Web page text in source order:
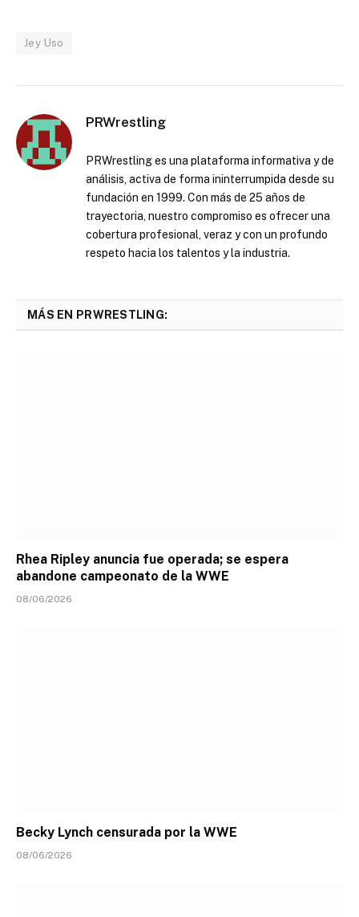
Jey Uso
PRWrestling
PRWrestling es una plataforma informativa y de
análisis, activa de forma ininterrumpida desde su
fundación en 1999. Con más de 25 años de
trayectoria, nuestro compromiso es ofrecer una
cobertura profesional, veraz y con un profundo
respeto hacia los talentos y la industria.
MÁS EN PRWRESTLING:
Rhea Ripley anuncia fue operada; se espera
abandone campeonato de la WWE
08/06/2026
Becky Lynch censurada por la WWE
08/06/2026